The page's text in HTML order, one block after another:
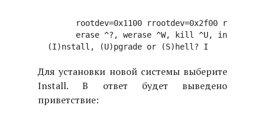
Для установки новой системы выберите
Install. В ответ будет выведено
приветствие: